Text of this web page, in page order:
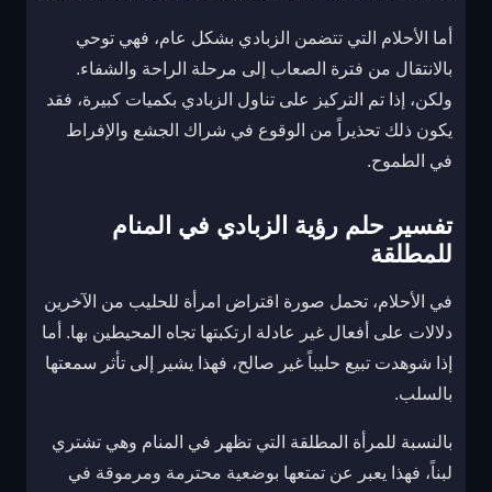
أما الأحلام التي تتضمن الزبادي بشكل عام، فهي توحي
بالانتقال من فترة الصعاب إلى مرحلة الراحة والشفاء.
ولكن، إذا تم التركيز على تناول الزبادي بكميات كبيرة، فقد
يكون ذلك تحذيراً من الوقوع في شراك الجشع والإفراط
في الطموح.
تفسير حلم رؤية الزبادي في المنام
للمطلقة
في الأحلام، تحمل صورة اقتراض امرأة للحليب من الآخرين
دلالات على أفعال غير عادلة ارتكبتها تجاه المحيطين بها. أما
إذا شوهدت تبيع حليباً غير صالح، فهذا يشير إلى تأثر سمعتها
بالسلب.
بالنسبة للمرأة المطلقة التي تظهر في المنام وهي تشتري
لبناً، فهذا يعبر عن تمتعها بوضعية محترمة ومرموقة في